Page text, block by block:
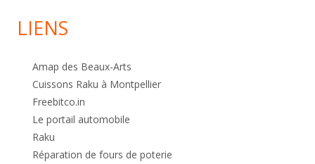
LIENS
Amap des Beaux-Arts
Cuissons Raku à Montpellier
Freebitco.in
Le portail automobile
Raku
Réparation de fours de poterie